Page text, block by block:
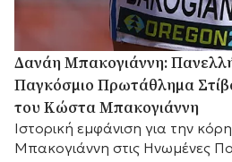
Δανάη Μπακογιάννη:
Παγκόσμιο Πρωτάθλημα
του Κώστα Μπακογιάννη
Ιστορική εμφάνιση για την
Μπακογιάννη στις Ηνωμένες